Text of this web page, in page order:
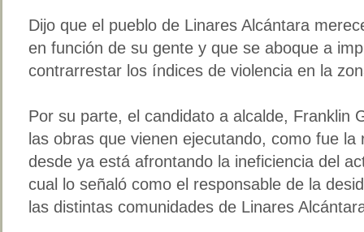
Dijo que el pueblo de Linares Alcántara
en función de su gente y que se aboque a
contrarrestar los índices de violencia en la
Por su parte, el candidato a alcalde, Franklin
las obras que vienen ejecutando, como fue la
desde ya está afrontando la ineficiencia del
cual lo señaló como el responsable de la
las distintas comunidades de Linares